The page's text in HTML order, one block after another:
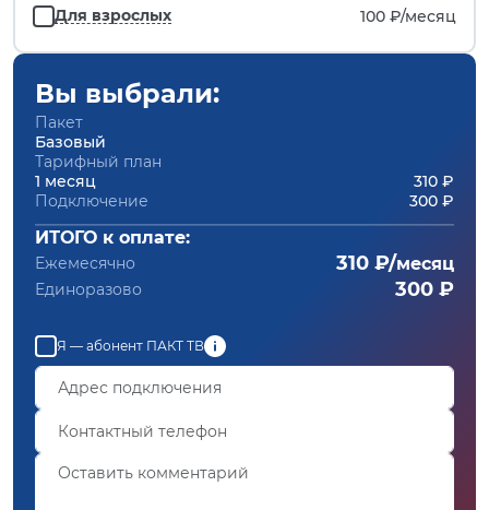
Для взрослых 100 ₽/месяц
Вы выбрали:
Пакет
Базовый
Тарифный план
1 месяц
310 ₽
Подключение
300 ₽
ИТОГО к оплате:
Ежемесячно 310 ₽/месяц
Единоразово 300 ₽
Я — абонент ПАКТ ТВ